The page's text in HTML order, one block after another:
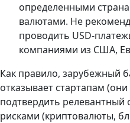
определенными
валютами. Не
проводить USD-
компаниями из США,
Как правило, зарубежный
отказывает стартапам
подтвердить релевантный
рисками (криптовалюты,